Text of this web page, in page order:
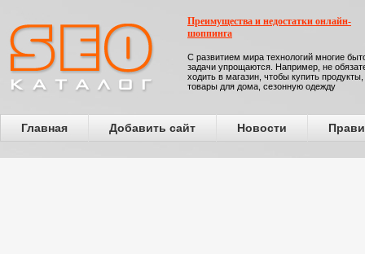
Преимущества и недостатки онлайн-
шоппинга
С развитием мира технологий многие
задачи упрощаются. Например, не
ходить в магазин, чтобы купить продукты,
товары для дома, сезонную одежду
Главная Добавить сайт Новости